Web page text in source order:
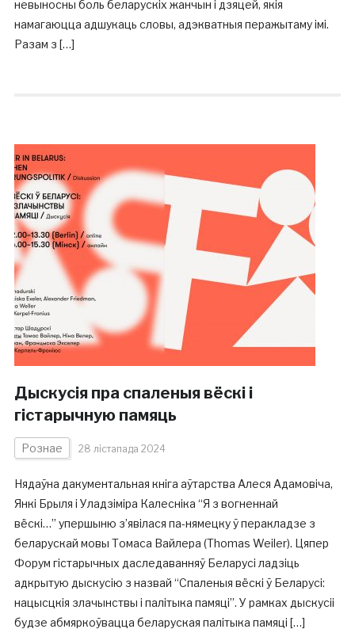
невыносны боль беларускіх жанчын і дзяцей, якія
намагаюцца адшукаць словы, адэкватныя перажытаму імі.
Разам з […]
Дыскусія пра спаленыя вёскі і
гістарычную памяць
Рознае 28 лістапада 2024
Нядаўна дакументальная кніга аўтарства Алеся Адамовіча,
Янкі Брыля і Уладзіміра Калесніка “Я з вогненнай
вёскі…” упершыню з’явілася па-нямецку ў перакладзе з
беларускай мовы Томаса Вайлера (Thomas Weiler). Цяпер
Форум гістарычных даследаванняў Беларусі ладзіць
адкрытую дыскусію з назвай “Спаленыя вёскі ў Беларусі:
нацысцкія злачынствы і палітыка памяці”. У рамках дыскусіі
будзе абмяркоўвацца беларуская палітыка памяці […]